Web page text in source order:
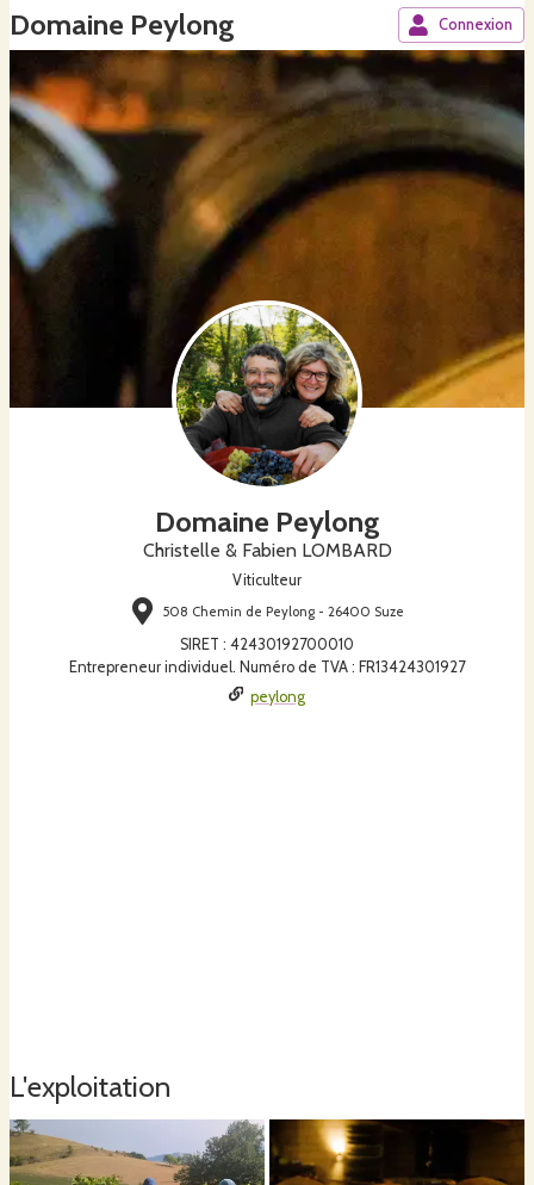
Domaine Peylong Connexion
Domaine Peylong
Christelle & Fabien LOMBARD
Viticulteur
508 Chemin de Peylong - 26400 Suze
SIRET : 42430192700010
Entrepreneur individuel. Numéro de TVA : FR13424301927
peylong
L'exploitation